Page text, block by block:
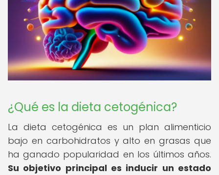
¿Qué es la dieta cetogénica?
La dieta cetogénica es un plan alimenticio
bajo en carbohidratos y alto en grasas que
ha ganado popularidad en los últimos años.
Su objetivo principal es inducir un estado